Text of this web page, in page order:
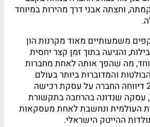
וחצתה אבני דרך מהירות במיוחד
משמעותיים מאוד מקרנות הון
והגיעה בתוך זמן קצר יחסית
מה שהפך אותה לאחת מחברות
והמדוברות ביותר בעולם
ההייטק. בשנת 2024 דיווחה החברה על עסקת רכישה
, עסקה שנדונה בהרחבה בתקשורת
העולמית ונחשבת לאחת מעסקאות
ההייטק הישראלי.